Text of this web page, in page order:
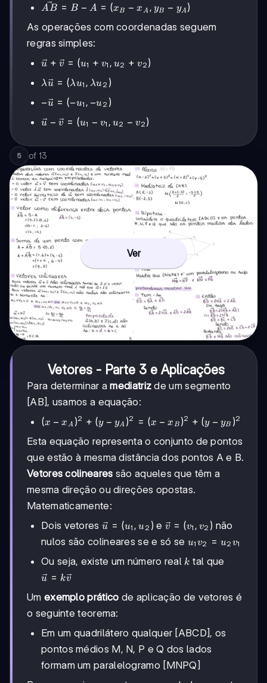
\vec{AB}
(x_B -
x_A, y_B
AB = B − A = (xB − xA , yB − yA)
As operações com coordenadas seguem
regras simples:
\vec{u}
\vec{v}
= (u_1
+ v_1,
u_2 +
u + v = (u1 + v1 , u2 + v2 )
λ\vec{u}
λu_2)
λu = (λu1 , λu2 )
-
= (-u_1,
−u = (−u1 , −u2 )
\vec{u}
\vec{v}
= (u_1 -
v_1, u_2
- v_2)
u − v = (u1 − v1 , u2 − v2 )
5 of 13
Ver
Vetores - Parte 3 e Aplicações
Para determinar amediatriz de um segmento
[AB], usamos a equação:
(x-
+ (y-
y_A)^2
= (x-
x_B)^2
+ (y-
y_B)^2
(x − xA )2 + (y − yA )2 = (x − xB )2 + (y − yB )2
Esta equação representa o conjunto de pontos
que estão à mesma distância dos pontos A e B.
Vetores colineares são aqueles que têm a
mesma direção ou direções opostas.
Matematicamente:
Dois vetores \vec{u}
= (u_1,
u_2)
u = (u1 , u2 ) e \vec{v}
= (v_1,
v_2)
v = (v1 , v2 ) não
nulos são colineares se e só se u_1
=
u1 v2 = u2 v1
Ou seja, existe um número realk
k tal que
\vec{u}
k\vec{v}
u = kv
Um exemplo prático de aplicação de vetores é
o seguinte teorema:
Em um quadrilátero qualquer [ABCD], os
pontos médios M, N, P e Q dos lados
formam um paralelogramo [MNPQ]